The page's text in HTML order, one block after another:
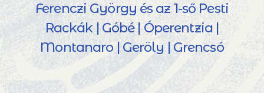
Ferenczi György és az 1-ső Pesti
Rackák | Góbé | Óperentzia |
Montanaro | Geröly | Grencsó